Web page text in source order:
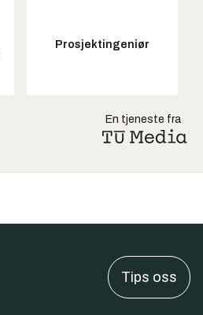
Prosjektingeniør
En tjeneste fra
Tips oss